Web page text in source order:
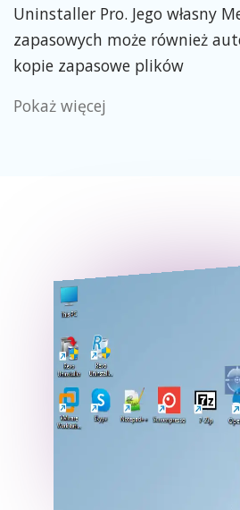
Uninstaller Pro. Jego własny
zapasowych może również
kopie zapasowe plików
Pokaż więcej